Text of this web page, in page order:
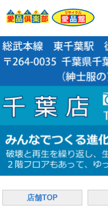
店舗TOP